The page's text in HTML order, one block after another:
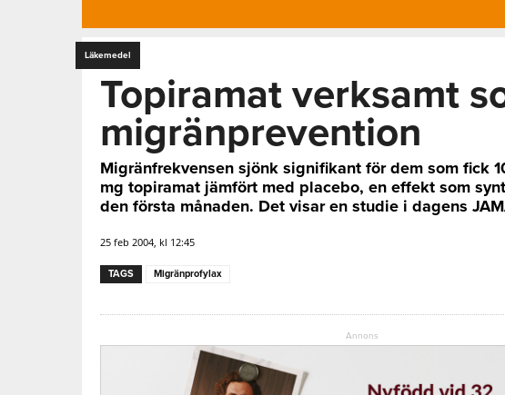
Läkemedel
Topiramat verksamt
migränprevention
Migränfrekvensen sjönk signifikant för dem som fick
mg topiramat jämfört med placebo, en effekt som
den första månaden. Det visar en studie i dagens
25 feb 2004, kl 12:45
TAGS Migränprofylax
Annons